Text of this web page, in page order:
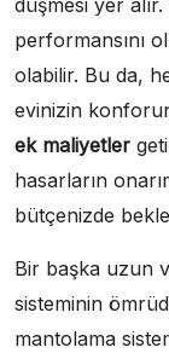
düşmesi yer
performansını
olabilir. Bu da,
evinizin
ek maliyetler
hasarların
bütçenizde
Bir başka uzun
sisteminin
mantolama